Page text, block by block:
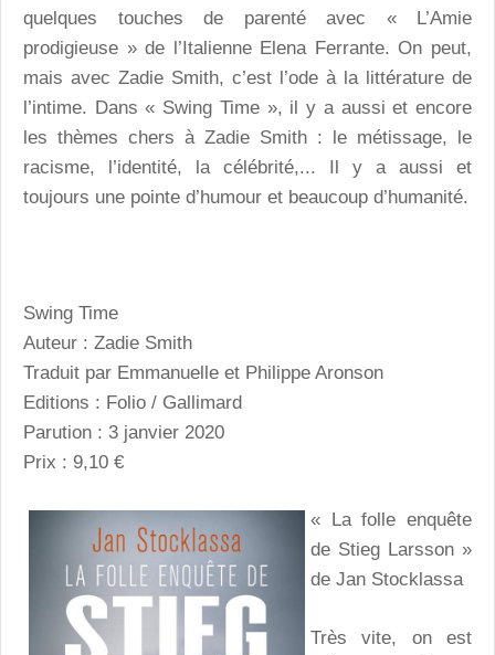
quelques touches de parenté avec « L’Amie
prodigieuse » de l’Italienne Elena Ferrante. On peut,
mais avec Zadie Smith, c’est l’ode à la littérature de
l’intime. Dans « Swing Time », il y a aussi et encore
les thèmes chers à Zadie Smith : le métissage, le
racisme, l’identité, la célébrité,... Il y a aussi et
toujours une pointe d’humour et beaucoup d’humanité.
Swing Time
Auteur : Zadie Smith
Traduit par Emmanuelle et Philippe Aronson
Editions : Folio / Gallimard
Parution : 3 janvier 2020
Prix : 9,10 €
« La folle enquête
de Stieg Larsson »
de Jan Stocklassa
Très vite, on est